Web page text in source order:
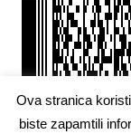
Ova stranica
biste zapamtili